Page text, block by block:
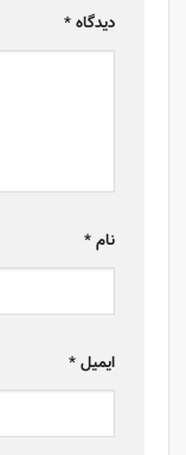
دیدگاه *
نام *
ایمیل *